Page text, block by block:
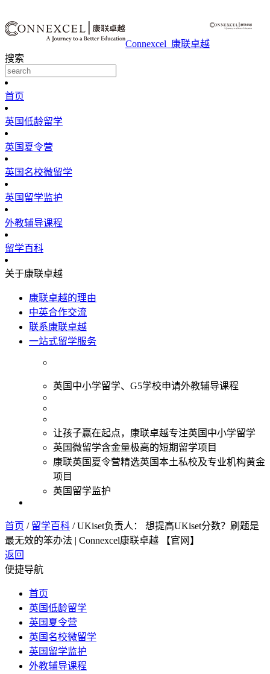
Connexcel_康联卓越
搜索
首页
英国低龄留学
英国夏令营
英国名校微留学
英国留学监护
外教辅导课程
留学百科
关于康联卓越
康联卓越的理由
中英合作交流
联系康联卓越
一站式留学服务
英国中小学留学、G5学校申请外教辅导课程
让孩子赢在起点，康联卓越专注英国中小学留学
英国微留学含金量极高的短期留学项目
康联英国夏令营精选英国本土私校及专业机构黄金
项目
英国留学监护
首页 / 留学百科 /UKiset负责人： 想提高UKiset分数？刷题是
最无效的笨办法 | Connexcel康联卓越 【官网】
返回
便捷导航
首页
英国低龄留学
英国夏令营
英国名校微留学
英国留学监护
外教辅导课程